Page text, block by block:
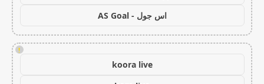
اس جول - AS Goal
!
koora live